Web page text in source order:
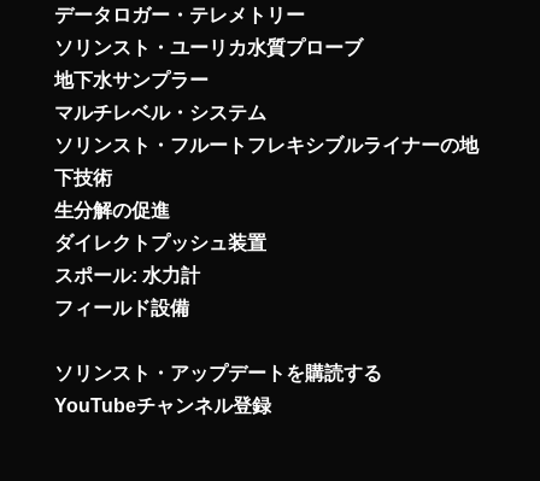
データロガー・テレメトリー
ソリンスト・ユーリカ水質プローブ
地下水サンプラー
マルチレベル・システム
ソリンスト・フルートフレキシブルライナーの地
下技術
生分解の促進
ダイレクトプッシュ装置
スポール: 水力計
フィールド設備
ソリンスト・アップデートを購読する
YouTubeチャンネル登録